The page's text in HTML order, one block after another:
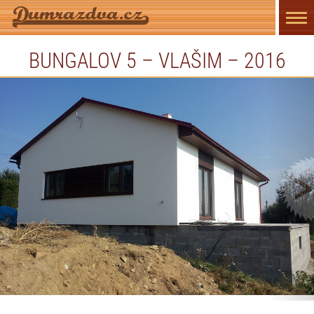
BUNGALOV 5 – VLAŠIM – 2016